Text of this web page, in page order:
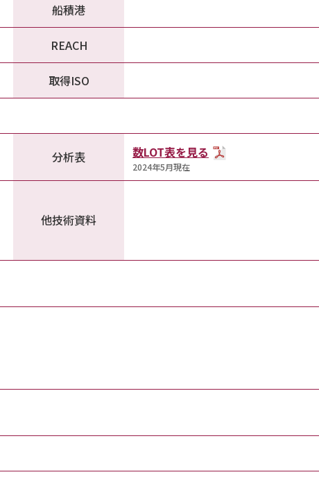
船積港
REACH
取得ISO
分析表 数LOT表を見る
2024年5月現在
他技術資料